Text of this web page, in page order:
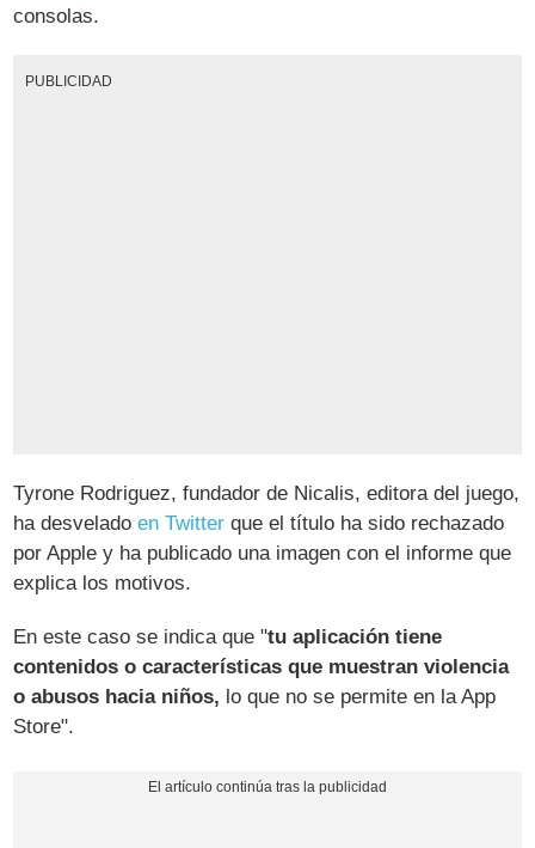
consolas.
PUBLICIDAD
Tyrone Rodriguez, fundador de Nicalis, editora del juego,
ha desveladoen Twitter que el título ha sido rechazado
por Apple y ha publicado una imagen con el informe que
explica los motivos.
En este caso se indica que "tu aplicación tiene
contenidos o características que muestran violencia
o abusos hacia niños, lo que no se permite en la App
Store".